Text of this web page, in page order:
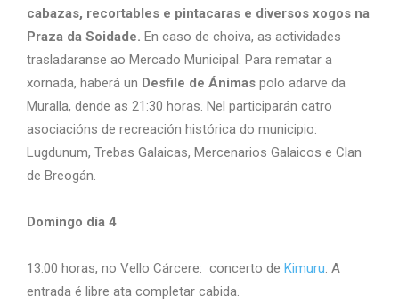
cabazas, recortables e pintacaras e diversos xogos na
Praza da Soidade. En caso de choiva, as actividades
trasladaranse ao Mercado Municipal. Para rematar a
xornada, haberá un Desfile de Ánimas polo adarve da
Muralla, dende as 21:30 horas. Nel participarán catro
asociacións de recreación histórica do municipio:
Lugdunum, Trebas Galaicas, Mercenarios Galaicos e Clan
de Breogán.
Domingo día 4
13:00 horas, no Vello Cárcere: concerto de Kimuru. A
entrada é libre ata completar cabida.